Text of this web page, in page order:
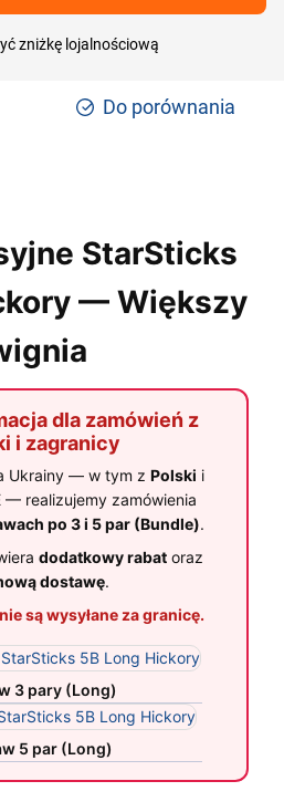
zniżkę lojalnościową
Do porównania
StarSticks
— Większy
dla zamówień z
i zagranicy
Ukrainy — w tym z Polski i
— realizujemy zamówienia
po 3 i 5 par (Bundle).
dodatkowy rabatoraz
dostawę.
są wysyłane za granicę.
3 pary (Long)
5 par (Long)